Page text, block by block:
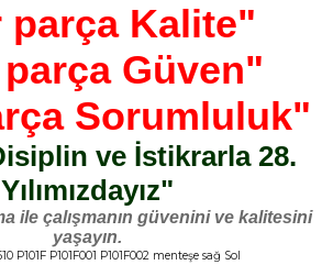
parça Kalite"
Güven"
Sorumluluk"
ve İstikrarla 28.
Yılımızdayız"
ile çalışmanın güvenini ve kalitesini
yaşayın.
P101F P101F001 P101F002 menteşe sağ Sol